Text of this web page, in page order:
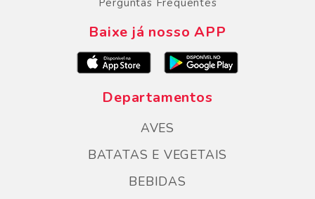
Perguntas Frequentes
Baixe já nosso APP
Departamentos
AVES
BATATAS E VEGETAIS
BEBIDAS